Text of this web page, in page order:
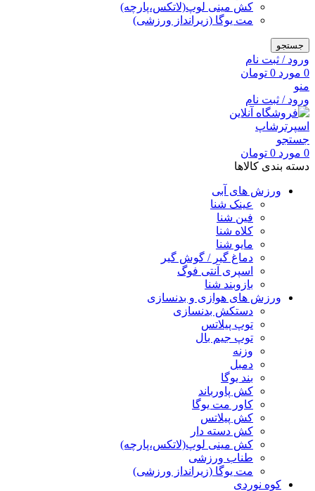
کش مینی لوپ(لاتکس،پارچه)
مت یوگا (زیرانداز ورزشی)
جستجو
ورود / ثبت نام
0 مورد 0 تومان
منو
ورود / ثبت نام
جستجو
0 مورد 0 تومان
دسته بندی کالاها
ورزش های آبی
عینک شنا
فین شنا
کلاه شنا
مایو شنا
دماغ گیر / گوش گیر
اسپری آنتی فوگ
بازوبند شنا
ورزش های هوازی و بدنسازی
دستکش بدنسازی
توپ پیلاتس
توپ جیم بال
وزنه
دمبل
بند یوگا
کش پاورباند
کاور مت یوگا
کش پیلاتس
کش دسته دار
کش مینی لوپ(لاتکس،پارچه)
طناب ورزشی
مت یوگا (زیرانداز ورزشی)
کوه نوردی